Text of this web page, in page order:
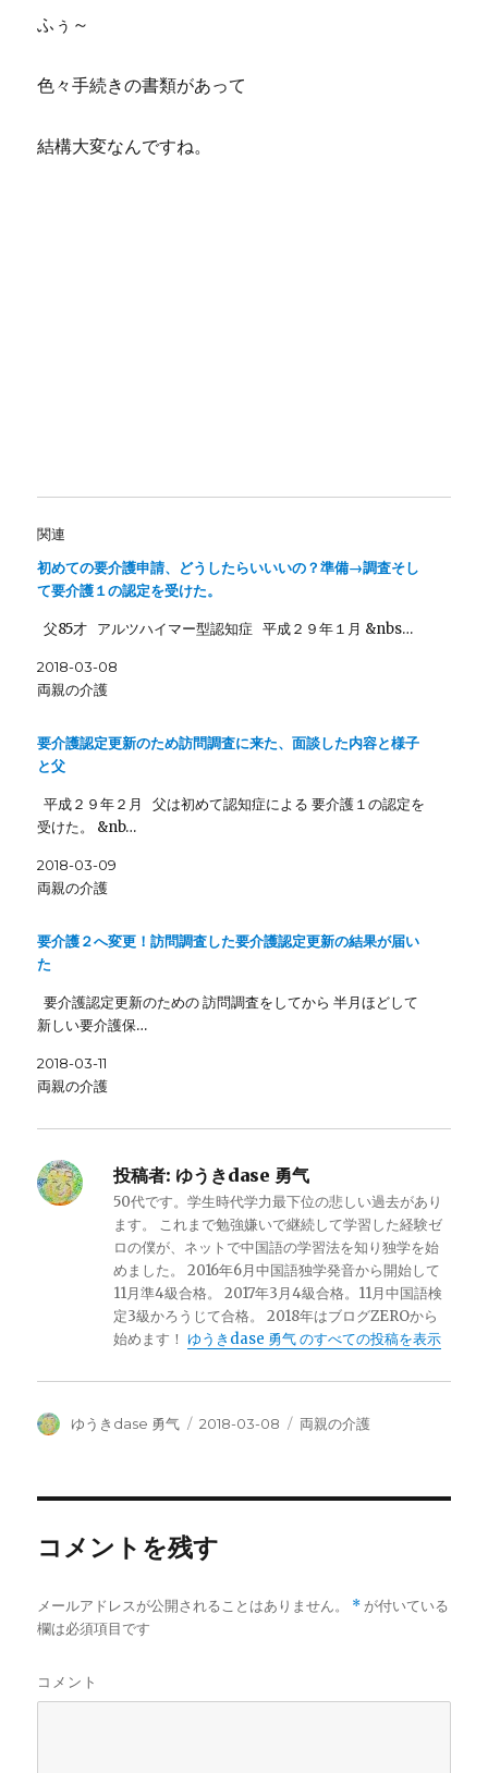
ふぅ～
色々手続きの書類があって
結構大変なんですね。
関連
初めての要介護申請、どうしたらいいいの？準備→調査そし
て要介護１の認定を受けた。
父85才 アルツハイマー型認知症 平成２９年１月 &nbs…
2018-03-08
両親の介護
要介護認定更新のため訪問調査に来た、面談した内容と様子
と父
平成２９年２月 父は初めて認知症による 要介護１の認定を
受けた。 &nb…
2018-03-09
両親の介護
要介護２へ変更！訪問調査した要介護認定更新の結果が届い
た
要介護認定更新のための 訪問調査をしてから 半月ほどして
新しい要介護保…
2018-03-11
両親の介護
投稿者: ゆうきdase 勇气
50代です。学生時代学力最下位の悲しい過去があり
ます。 これまで勉強嫌いで継続して学習した経験ゼ
ロの僕が、ネットで中国語の学習法を知り独学を始
めました。 2016年6月中国語独学発音から開始して
11月準4級合格。 2017年3月4級合格。11月中国語検
定3級かろうじて合格。 2018年はブログZEROから
始めます！ゆうきdase 勇气 のすべての投稿を表示
投
ゆうきdase 勇气
投
2018-03-08
カ
両親の介護
コメントを残す
メールアドレスが公開されることはありません。 *が付いている
欄は必須項目です
コメント